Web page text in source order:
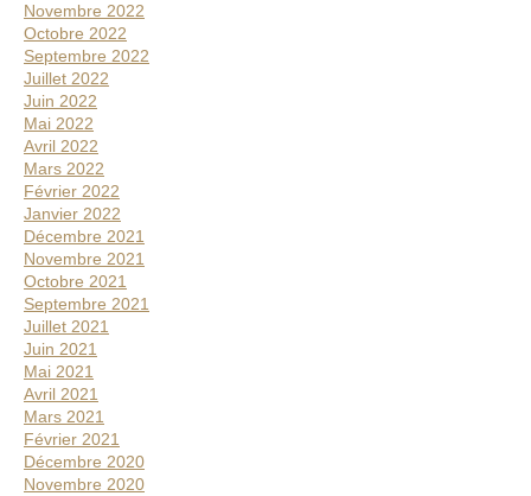
Novembre 2022
Octobre 2022
Septembre 2022
Juillet 2022
Juin 2022
Mai 2022
Avril 2022
Mars 2022
Février 2022
Janvier 2022
Décembre 2021
Novembre 2021
Octobre 2021
Septembre 2021
Juillet 2021
Juin 2021
Mai 2021
Avril 2021
Mars 2021
Février 2021
Décembre 2020
Novembre 2020